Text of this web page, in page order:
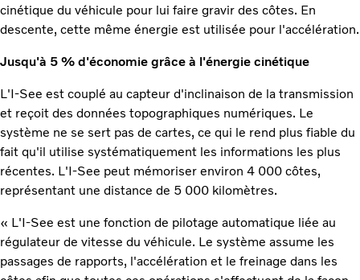
cinétique du véhicule pour lui faire gravir des côtes. En
descente, cette même énergie est utilisée pour l'accélération.
Jusqu'à 5 % d'économie grâce à l'énergie cinétique
L'I-See est couplé au capteur d'inclinaison de la transmission
et reçoit des données topographiques numériques. Le
système ne se sert pas de cartes, ce qui le rend plus fiable du
fait qu'il utilise systématiquement les informations les plus
récentes. L'I-See peut mémoriser environ 4 000 côtes,
représentant une distance de 5 000 kilomètres.
« L'I-See est une fonction de pilotage automatique liée au
régulateur de vitesse du véhicule. Le système assume les
passages de rapports, l'accélération et le freinage dans les